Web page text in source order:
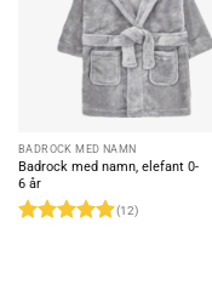
BADROCK MED NAMN
Badrock med namn, elefant 0-
6 år
(12)